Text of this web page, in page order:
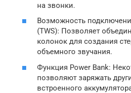
на звонки.
Возможность
(TWS): Позволяет
колонок для создания
объемного звучания.
Функция Power Bank:
позволяют заряжать
встроенного